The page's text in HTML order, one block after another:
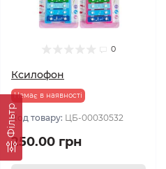
Фільтр
0
Ксилофон
Немає в наявності
Код товару: ЦБ-00030532
250.00 грн